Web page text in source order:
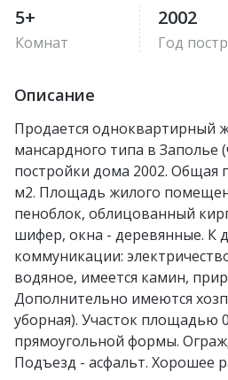
5+
Комнат
2002
Год
Описание
Продается одноквартирный
мансардного типа в Заполье
постройки дома 2002. Общая
м2. Площадь жилого
пеноблок, облицованный
шифер, окна - деревянные. К
коммуникации:
водяное, имеется камин,
Дополнительно имеются
уборная). Участок площадью 0,1335 га правильной
прямоугольной формы.
Подъезд -